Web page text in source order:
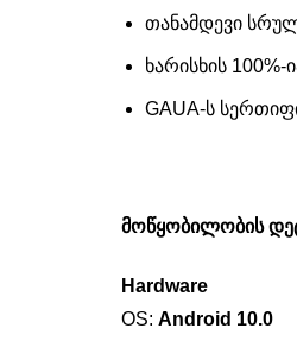
თანამდევი
ხარისხის 100%-
GAUA-ს
მოწყობილობის
Hardware
OS: Android 10.0